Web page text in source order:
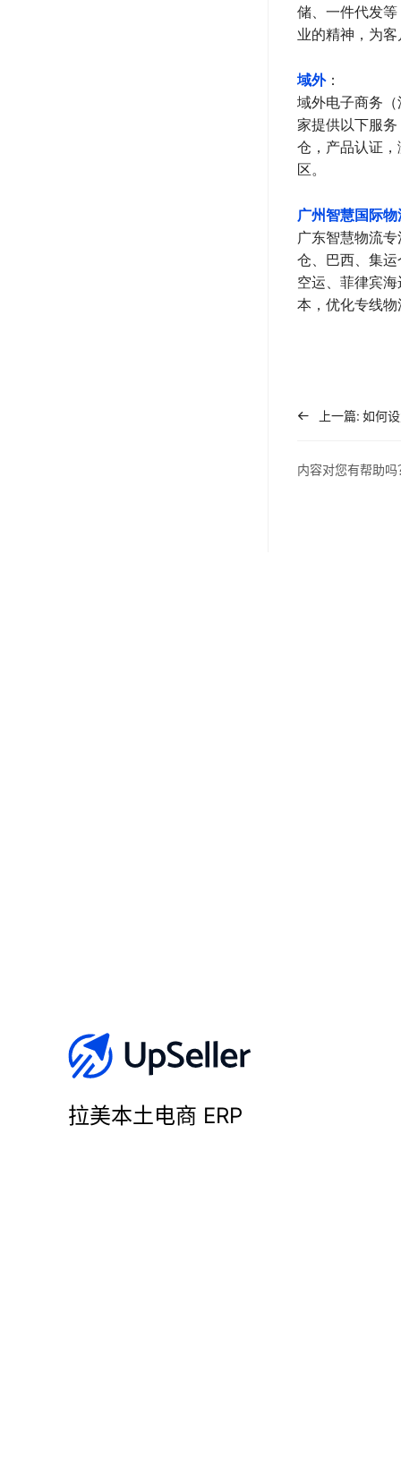
储、一件代发
业的精神，为
域外：
域外电子商务
家提供以下服
仓，产品认证
区。
广州智慧国际
广东智慧物流
仓、巴西、集
空运、菲律宾
本，优化专线物
上一篇:
内容对您有帮助吗
拉美本土电商 ERP